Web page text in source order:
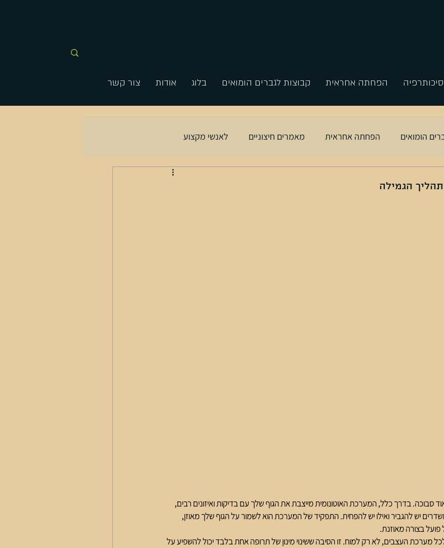
הפחתה אחראית קבוצות לגברים הומואים בלוג אודות צור קשר
הומואים הפחתה אחראית מאמרים חיצוניים לאנשי מקצוע
הגמילה
סבוכה. בדרך כלל, המערכת האוטונומית מייצבת את הגוף שלך עם בדיקות ואיזונים רבים,
יש להגביר ואילו יש להפחית. התפקיד של המערכת הוא לשמור על הגוף שלך מאוזן,
בצורה מאוזנת.
מערכת העצבים, לא רק למוח. זו הסיבה ששינוי מינון של תרופה אחת בלבד יכול להשפיע על